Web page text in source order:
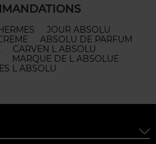
JOUR ABSOLU
ABSOLU DE PARFUM
CARVEN L ABSOLU
MARQUE DE L ABSOLUE
L ABSOLU